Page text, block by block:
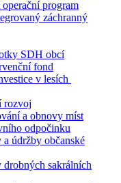
program
záchranný
SDH obcí
fond
v lesích
rozvoj
a obnovy míst
odpočinku
údržby občanské
drobných sakrálních